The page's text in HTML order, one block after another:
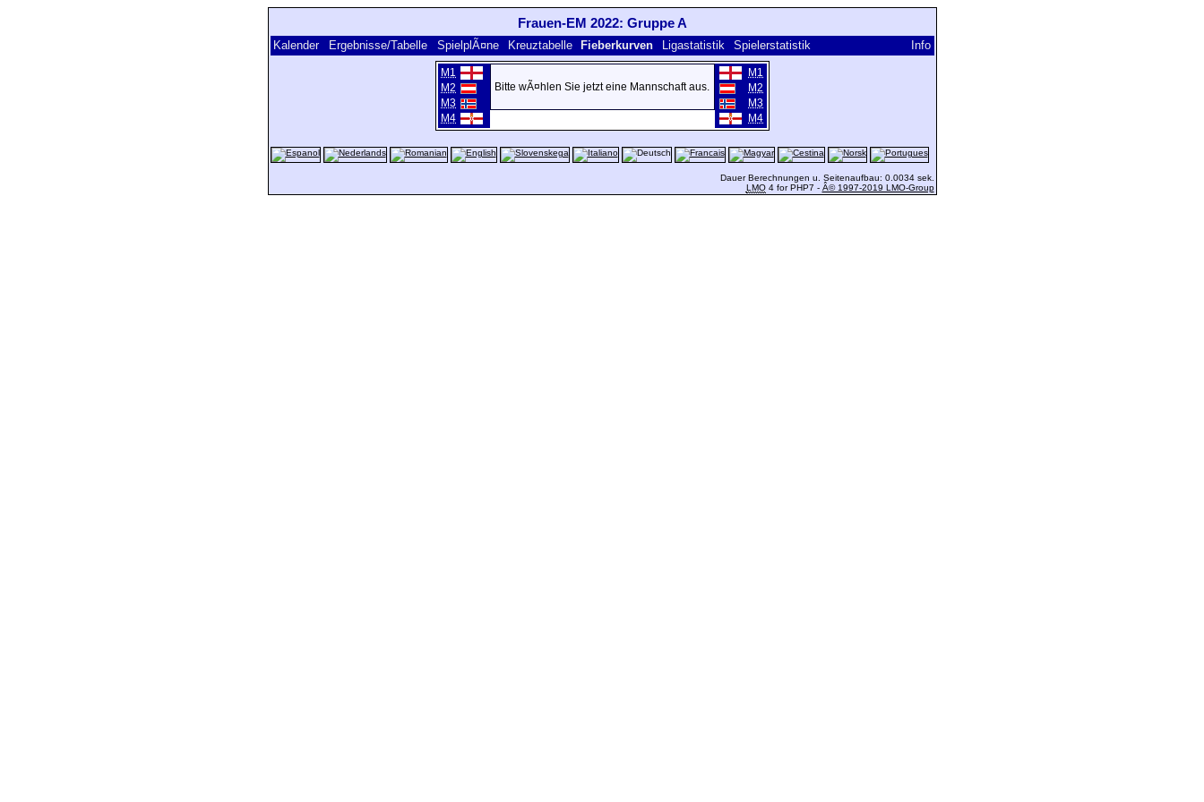
Frauen-EM 2022: Gruppe A
Kalender Ergebnisse/Tabelle SpielplÃ¤ne Kreuztabelle Fieberkurven Ligastatistik Spielerstatistik Info
M1
M2
M3
M4
Bitte wÃ¤hlen Sie jetzt eine Mannschaft aus.
M1
M2
M3
M4
Dauer Berechnungen u. Seitenaufbau: 0.0034 sek.
LMO4 for PHP7 - Â© 1997-2019 LMO-Group